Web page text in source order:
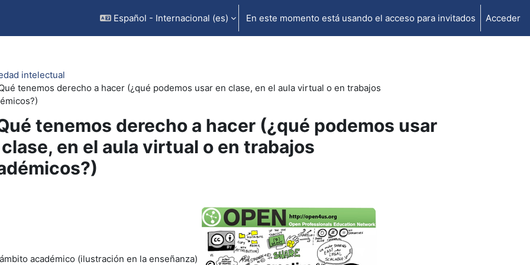
Español - Internacional ‎(es)‎ En este momento está usando el acceso para invitados Acceder
intelectual
tenemos derecho a hacer (¿qué podemos usar en clase, en el aula virtual o en trabajos
tenemos derecho a hacer (¿qué podemos usar
en el aula virtual o en trabajos
académico (ilustración en la enseñanza)